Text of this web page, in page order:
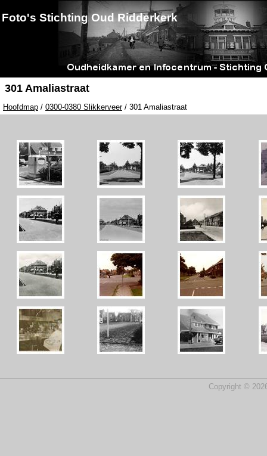
Foto's Stichting Oud Ridderkerk
301 Amaliastraat
Hoofdmap / 0300-0380 Slikkerveer/ 301 Amaliastraat
Copyright ©